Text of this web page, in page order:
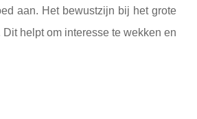
aan. Het bewustzijn bij het grote
helpt om interesse te wekken en